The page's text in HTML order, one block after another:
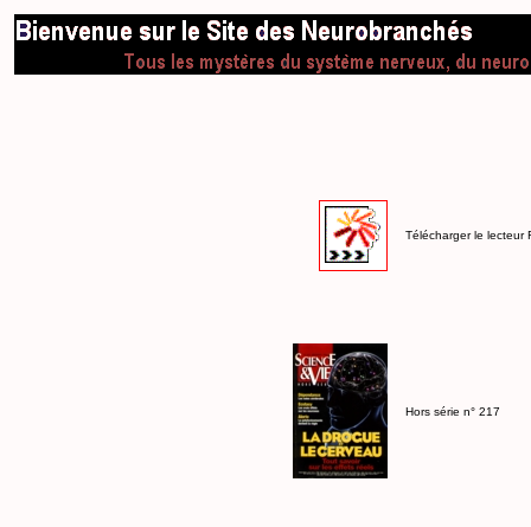
Télécharger le lecteur
Hors série n° 217